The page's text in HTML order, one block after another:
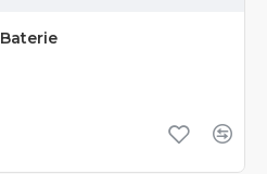
Baterie